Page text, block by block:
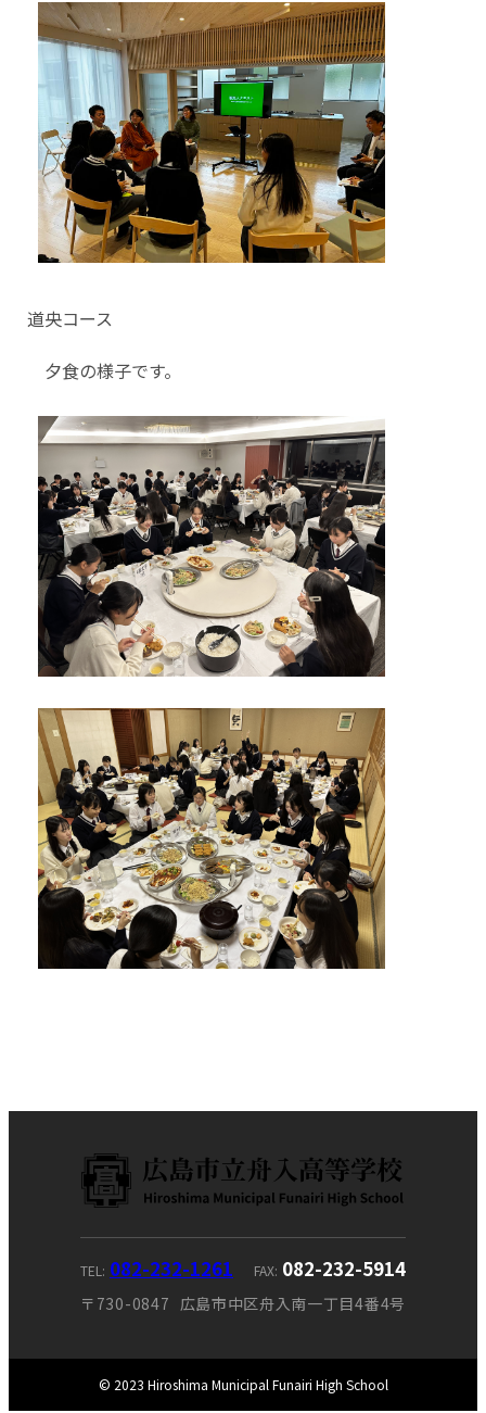
道央コース
夕食の様子です。
TEL 082-232-1261 FAX 082-232-5914
〒730-0847 広島市中区舟入南一丁目4番4号
© 2023 Hiroshima Municipal Funairi High School